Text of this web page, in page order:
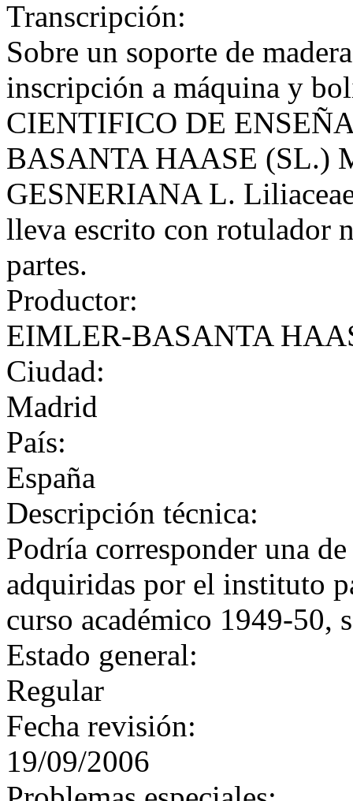
Transcripción:
Sobre un soporte de
inscripción a máquina y
CIENTIFICO DE
BASANTA HAASE (SL.)
GESNERIANA L.
lleva escrito con rotulador
partes.
Productor:
EIMLER-BASANTA
Ciudad:
Madrid
País:
España
Descripción técnica:
Podría corresponder una
adquiridas por el instituto
curso académico 1949-50,
Estado general:
Regular
Fecha revisión:
19/09/2006